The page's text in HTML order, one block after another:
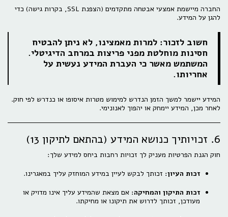
החברה מיישמת אמצעי אבטחה מתקדמים (הצפנת SSL, בקרות גישה) כדי
להגן על המידע.
חשוב לזכור:למרות מאמצינו, לא ניתן להבטיח
חסינות מוחלטת מפני פריצות במרחב הדיגיטלי.
המשתמש מאשר כי העברת המידע נעשית על
אחריותו.
המידע יישמר למשך הזמן הנדרש למימוש מטרות איסופו או כנדרש לפי חוק.
לאחר מכן, המידע יימחק או יהפוך לאנונימי.
חוק הגנת הפרטיות מעניק לך זכויות רחבות ביחס למידע שלך:
זכות העיון:זכותך לבקש לעיין במידע המוחזק עליך במאגרינו.
זכות התיקון והמחיקה:אם מצאת שהמידע עליך אינו מדויק או
מעודכן, זכותך לדרוש את תיקונו או מחיקתו.